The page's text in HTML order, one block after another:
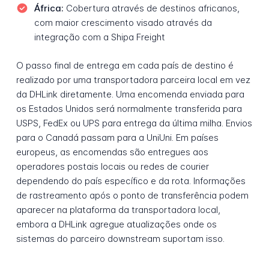
África: Cobertura através de destinos africanos,
com maior crescimento visado através da
integração com a Shipa Freight
O passo final de entrega em cada país de destino é
realizado por uma transportadora parceira local em vez
da DHLink diretamente. Uma encomenda enviada para
os Estados Unidos será normalmente transferida para
USPS, FedEx ou UPS para entrega da última milha. Envios
para o Canadá passam para a UniUni. Em países
europeus, as encomendas são entregues aos
operadores postais locais ou redes de courier
dependendo do país específico e da rota. Informações
de rastreamento após o ponto de transferência podem
aparecer na plataforma da transportadora local,
embora a DHLink agregue atualizações onde os
sistemas do parceiro downstream suportam isso.